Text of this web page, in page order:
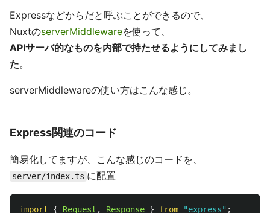
Expressなどからだと呼ぶことができるので、
NuxtのserverMiddlewareを使って、
APIサーバ的なものを内部で持たせるようにしてみまし
た。
serverMiddlewareの使い方はこんな感じ。
Express関連のコード
簡易化してますが、こんな感じのコードを、
server/index.ts に配置
import { Request , Response } from "express" ;